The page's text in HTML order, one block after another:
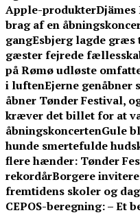
Apple-produkter
brag af en
gangEsbjerg lagde
gæster fejrede
på Rømø udløste
i luftenEjerne genåbner
åbner Tønder Festival,
kræver det billet for at
åbningskoncertenGule
hunde smertefulde
flere hænder: Tønder
rekordårBorgere
fremtidens skoler og
CEPOS-beregning: – Et